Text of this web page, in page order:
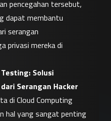
pencegahan tersebut,
dapat membantu
serangan
privasi mereka di
Solusi
Serangan Hacker
di Cloud Computing
hal yang sangat penting